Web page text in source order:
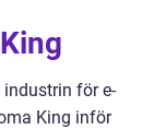
för e-
King inför